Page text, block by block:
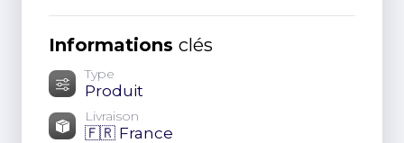
Informations clés
Type
Produit
Livraison
🇫🇷 France